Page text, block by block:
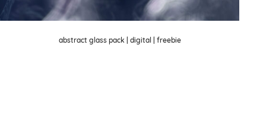
abstract glass pack | digital | freebie